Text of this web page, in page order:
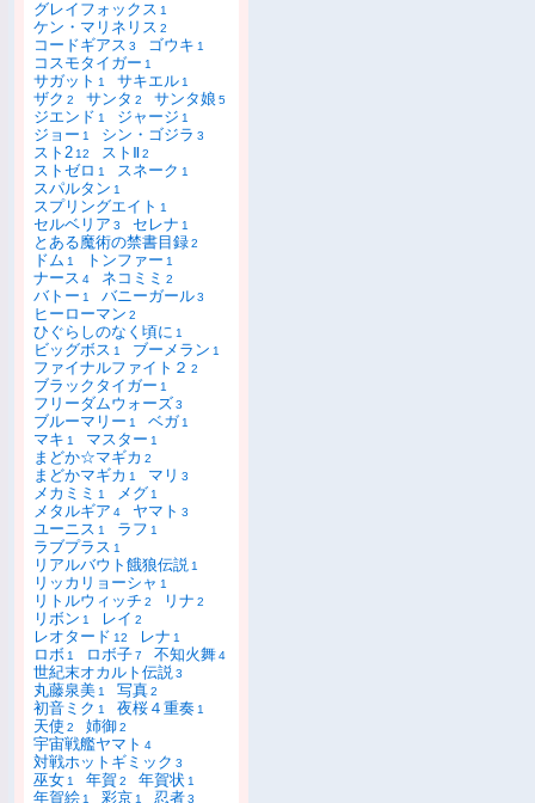
グレイフォックス 1
ケン・マリネリス 2
コードギアス 3 ゴウキ 1
コスモタイガー 1
サガット 1 サキエル 1
ザク 2 サンタ 2 サンタ娘 5
ジエンド 1 ジャージ 1
ジョー 1 シン・ゴジラ 3
スト2 12 ストⅡ2
ストゼロ 1 スネーク 1
スパルタン 1
スプリングエイト 1
セルベリア 3 セレナ 1
とある魔術の禁書目録2
ドム 1 トンファー 1
ナース 4 ネコミミ 2
バトー 1 バニーガール3
ヒーローマン 2
ひぐらしのなく頃に 1
ビッグボス 1 ブーメラン 1
ファイナルファイト２ 2
ブラックタイガー 1
フリーダムウォーズ3
ブルーマリー 1 ベガ 1
マキ 1 マスター 1
まどか☆マギカ 2
まどかマギカ 1 マリ 3
メカミミ 1 メグ 1
メタルギア 4 ヤマト 3
ユーニス 1 ラフ 1
ラブプラス 1
リアルバウト餓狼伝説 1
リッカリョーシャ 1
リトルウィッチ 2 リナ 2
リボン 1 レイ 2
レオタード 12 レナ 1
ロボ 1 ロボ子7 不知火舞4
世紀末オカルト伝説3
丸藤泉美 1 写真2
初音ミク 1 夜桜４重奏 1
天使 2 姉御2
宇宙戦艦ヤマト 4
対戦ホットギミック 3
巫女 1 年賀2 年賀状 1
年賀絵 1 彩京 1 忍者3